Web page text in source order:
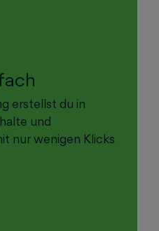
erstellst du in
und
nur wenigen Klicks